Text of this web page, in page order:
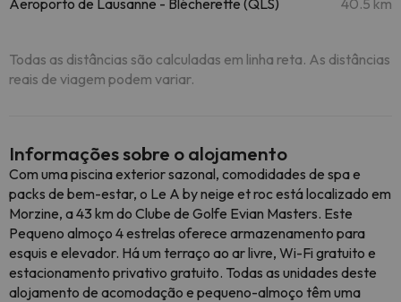
Aeroporto de Lausanne - Blécherette (QLS) 40.5 km
Todas as distâncias são calculadas em linha reta. As distâncias
reais de viagem podem variar.
Informações sobre o alojamento
Com uma piscina exterior sazonal, comodidades de spa e
packs de bem-estar, o Le A by neige et roc está localizado em
Morzine, a 43 km do Clube de Golfe Evian Masters. Este
Pequeno almoço 4 estrelas oferece armazenamento para
esquis e elevador. Há um terraço ao ar livre, Wi-Fi gratuito e
estacionamento privativo gratuito. Todas as unidades deste
alojamento de acomodação e pequeno-almoço têm uma